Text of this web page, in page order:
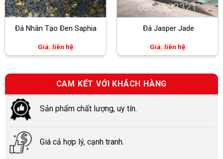
Đá Nhân Tạo Đen Saphia
Giá: liên hệ
Đá Jasper Jade
Giá: liên hệ
CAM KẾT VỚI KHÁCH HÀNG
Sản phẩm chất lượng, uy tín.
Giá cả hợp lý, cạnh tranh.